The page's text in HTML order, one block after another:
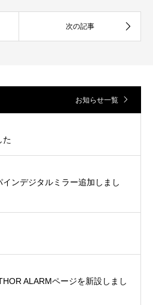
お知らせ一覧
た
ンデジタルミラー追加しまし
ALARMページを新設しまし